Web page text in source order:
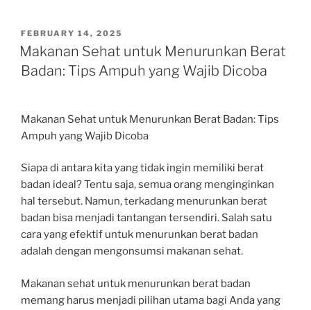
POSTED
ON
FEBRUARY 14, 2025
Makanan Sehat untuk Menurunkan Berat
Badan: Tips Ampuh yang Wajib Dicoba
Makanan Sehat untuk Menurunkan Berat Badan: Tips
Ampuh yang Wajib Dicoba
Siapa di antara kita yang tidak ingin memiliki berat
badan ideal? Tentu saja, semua orang menginginkan
hal tersebut. Namun, terkadang menurunkan berat
badan bisa menjadi tantangan tersendiri. Salah satu
cara yang efektif untuk menurunkan berat badan
adalah dengan mengonsumsi makanan sehat.
Makanan sehat untuk menurunkan berat badan
memang harus menjadi pilihan utama bagi Anda yang